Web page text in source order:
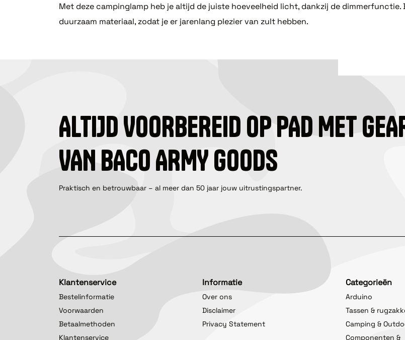
Met deze campinglamp heb je altijd de juiste hoeveelheid licht, dankzij de
duurzaam materiaal, zodat je er jarenlang plezier van zult hebben.
ALTIJD VOORBEREID OP PAD MET
VAN BACO ARMY GOODS
Praktisch en betrouwbaar – al meer dan 50 jaar jouw uitrustingspartner.
Klantenservice
Bestelinformatie
Voorwaarden
Betaalmethoden
Klantenservice
Informatie
Over ons
Disclaimer
Privacy Statement
Categorieën
Arduino
Tassen &
Camping &
Componenten &